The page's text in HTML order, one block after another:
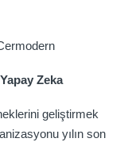
Zeka
geliştirmek
yılın son